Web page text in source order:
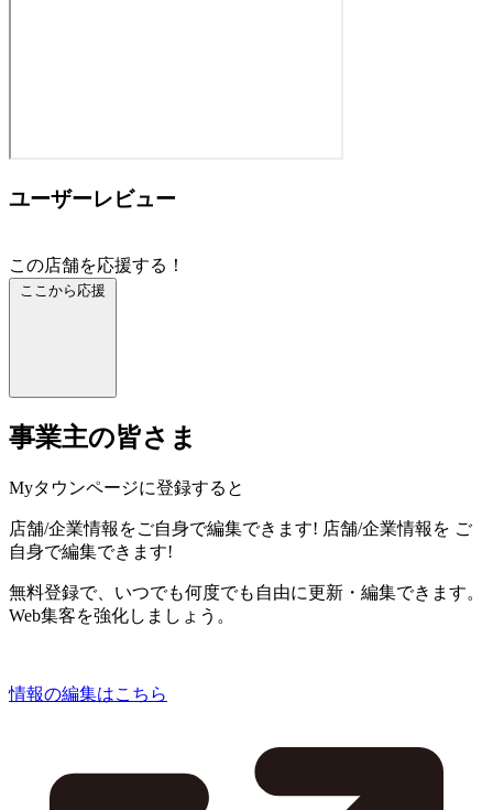
ユーザーレビュー
この店舗を応援する！
ここから応援
事業主の皆さま
Myタウンページに登録すると
店舗/企業情報をご自身で編集できます! 店舗/企業情報を ご
自身で編集できます!
無料登録で、いつでも何度でも自由に更新・編集できます。
Web集客を強化しましょう。
情報の編集はこちら